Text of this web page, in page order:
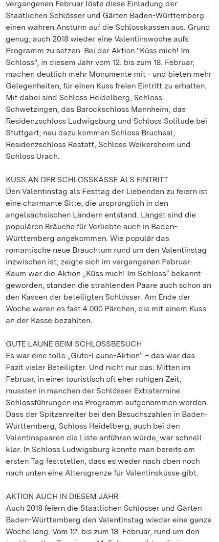
vergangenen Februar löste diese Einladung der
Staatlichen Schlösser und Gärten Baden-Württemberg
einen wahren Ansturm auf die Schlosskassen aus. Grund
genug, auch 2018 wieder eine Valentinswoche aufs
Programm zu setzen: Bei der Aktion "Küss mich! Im
Schloss", in diesem Jahr vom 12. bis zum 18. Februar,
machen deutlich mehr Monumente mit - und bieten mehr
Gelegenheiten, für einen Kuss freien Eintritt zu erhalten.
Mit dabei sind Schloss Heidelberg, Schloss
Schwetzingen, das Barockschloss Mannheim, das
Residenzschloss Ludwigsburg und Schloss Solitude bei
Stuttgart; neu dazu kommen Schloss Bruchsal,
Residenzschloss Rastatt, Schloss Weikersheim und
Schloss Urach.
KUSS AN DER SCHLOSSKASSE ALS EINTRITT
Den Valentinstag als Festtag der Liebenden zu feiern ist
eine charmante Sitte, die ursprünglich in den
angelsächsischen Ländern entstand. Längst sind die
populären Bräuche für Verliebte auch in Baden-
Württemberg angekommen. Wie populär das
romantische neue Brauchtum rund um den Valentinstag
inzwischen ist, zeigte sich im vergangenen Februar:
Kaum war die Aktion „Küss mich! Im Schloss“ bekannt
geworden, standen die strahlenden Paare auch schon an
den Kassen der beteiligten Schlösser. Am Ende der
Woche waren es fast 4.000 Pärchen, die mit einem Kuss
an der Kasse bezahlten.
GUTE LAUNE BEIM SCHLOSSBESUCH
Es war eine tolle „Gute-Laune-Aktion“ – das war das
Fazit vieler Beteiligter. Und nicht nur das: Mitten im
Februar, in einer touristisch oft eher ruhigen Zeit,
mussten in manchen der Schlösser Extratermine
Schlossführungen ins Programm aufgenommen werden.
Dass der Spitzenreiter bei den Besuchszahlen in Baden-
Württemberg, Schloss Heidelberg, auch bei den
Valentinspaaren die Liste anführen würde, war schnell
klar. In Schloss Ludwigsburg konnte man bereits am
ersten Tag feststellen, dass es weder nach oben noch
nach unten eine Altersgrenze für Valentinsküsse gibt.
AKTION AUCH IN DIESEM JAHR
Auch 2018 feiern die Staatlichen Schlösser und Gärten
Baden-Württemberg den Valentinstag wieder eine ganze
Woche lang: Vom 12. bis zum 18. Februar, rund um den